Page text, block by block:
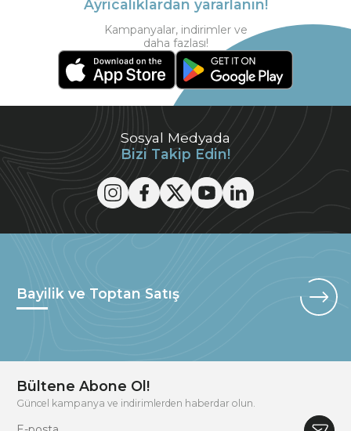
Sosyal Medyada
Bizi Takip Edin!
Ayrıcalıklardan yararlanın!
Kampanyalar, indirimler ve
daha fazlası!
Bayilik ve Toptan Satış
Bültene Abone Ol!
Güncel kampanya ve indirimlerden haberdar olun.